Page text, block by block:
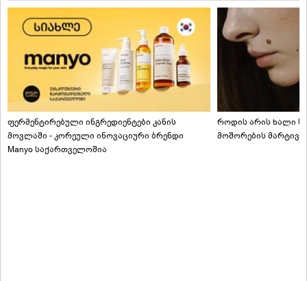
ფერმენტირებული ინგრედიენტები კანის
მოვლაში - კორეული ინოვაციური ბრენდი
Manyo საქართველოშია
როდის არის ხალი
მოშორების